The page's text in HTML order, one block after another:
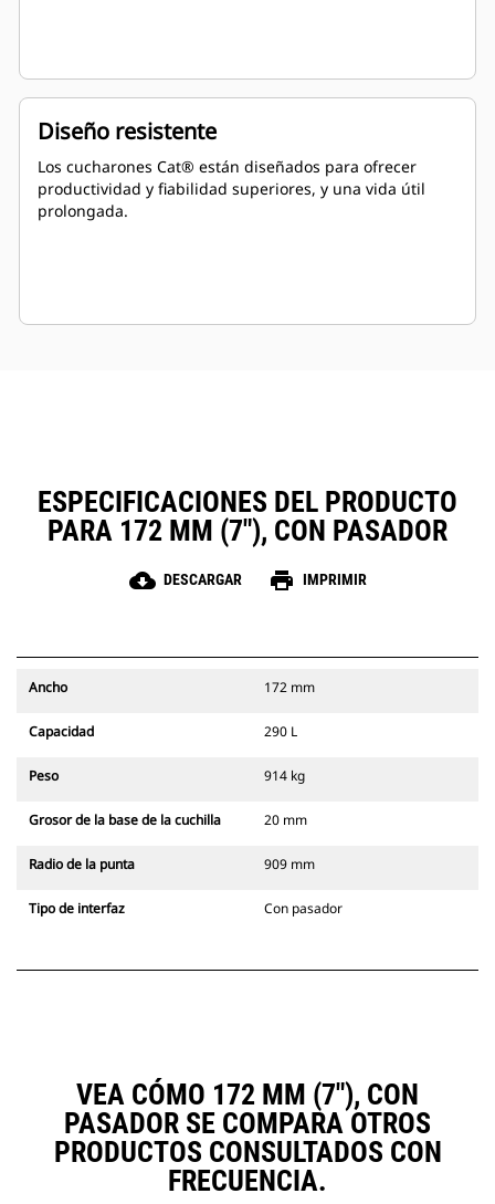
Diseño resistente
Los cucharones Cat® están diseñados para ofrecer
productividad y fiabilidad superiores, y una vida útil
prolongada.
ESPECIFICACIONES DEL PRODUCTO
PARA 172 MM (7"), CON PASADOR
cloud_download DESCARGAR print IMPRIMIR
Ancho 172 mm
Capacidad 290 L
Peso 914 kg
Grosor de la base de la cuchilla 20 mm
Radio de la punta 909 mm
Tipo de interfaz Con pasador
VEA CÓMO 172 MM (7"), CON
PASADOR SE COMPARA OTROS
PRODUCTOS CONSULTADOS CON
FRECUENCIA.